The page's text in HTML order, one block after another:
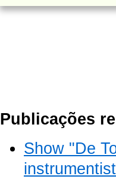
Publicações
Show "De